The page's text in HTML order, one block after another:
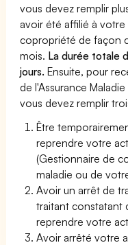
vous devez remplir
avoir été affilié à
copropriété de façon
mois. La durée totale
jours. Ensuite, pour
de l'Assurance
vous devez remplir
Être
reprendre votre
(Gestionnaire de
maladie ou de
Avoir un arrêt de
traitant constatant
reprendre votre
Avoir arrêté votre